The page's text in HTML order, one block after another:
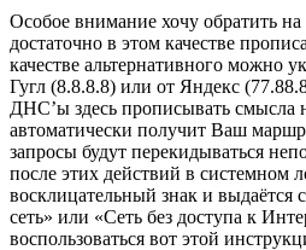
Особое внимание хочу обратить
достаточно в этом качестве
качестве альтернативного можно
Гугл (8.8.8.8) или от Яндекс
ДНС’ы здесь прописывать смысла
автоматически получит Ваш
запросы будут перекидываться
после этих действий в системном
восклицательный знак и выдаётся
сеть» или «Сеть без доступа к
воспользоваться вот этой